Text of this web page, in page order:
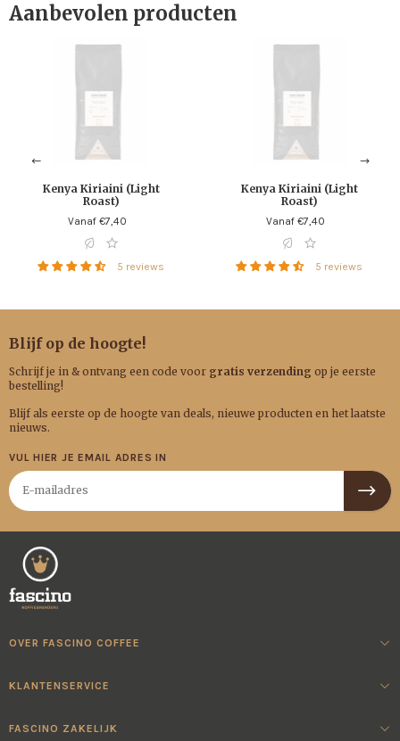
Aanbevolen producten
Kenya Kiriaini (Light
Roast)
Standaard
Vanaf €7,40
5 reviews
Kenya Kiriaini (Light
Roast)
Standaard
Vanaf €7,40
5 reviews
Blijf op de hoogte!
Schrijf je in & ontvang een code voor gratis verzending op je eerste
bestelling!
Blijf als eerste op de hoogte van deals, nieuwe producten en het laatste
nieuws.
VUL HIER JE EMAIL ADRES IN
OVER FASCINO COFFEE
KLANTENSERVICE
FASCINO ZAKELIJK